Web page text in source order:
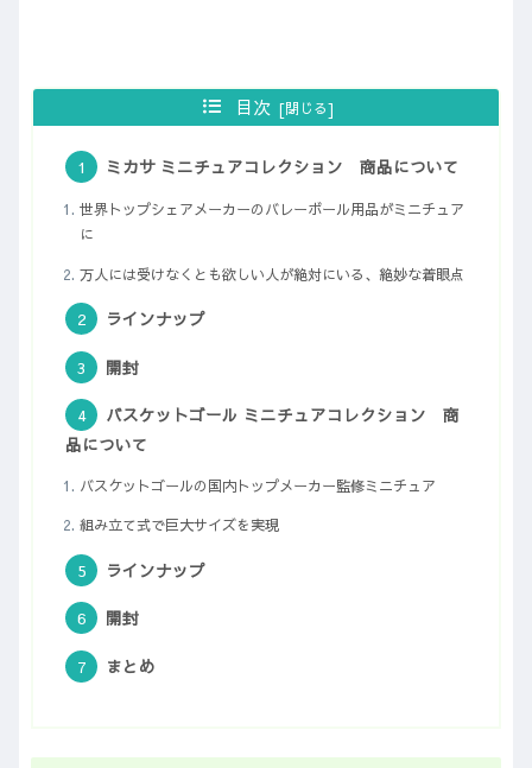
目次
ミカサ ミニチュアコレクション 商品について
世界トップシェアメーカーのバレーボール用品がミニチュア
に
万人には受けなくとも欲しい人が絶対にいる、絶妙な着眼点
ラインナップ
開封
バスケットゴール ミニチュアコレクション 商
品について
バスケットゴールの国内トップメーカー監修ミニチュア
組み立て式で巨大サイズを実現
ラインナップ
開封
まとめ